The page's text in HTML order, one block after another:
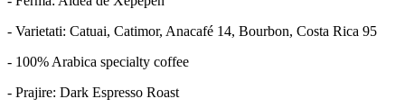
- Varietati: Catuai, Catimor, Anacafé 14, Bourbon, Costa Rica 95
- 100% Arabica specialty coffee
- Prajire: Dark Espresso Roast